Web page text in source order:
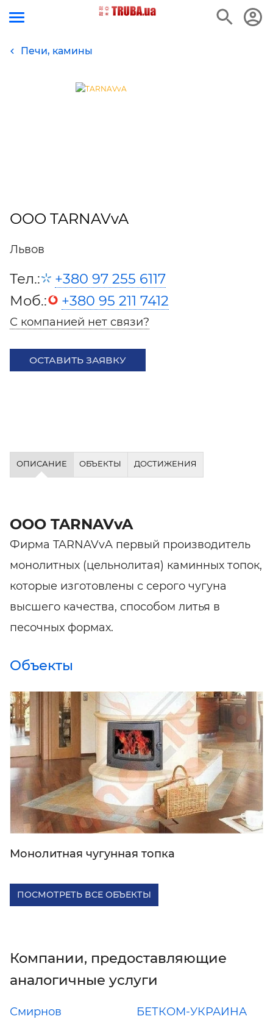
Печи, камины
ООО TARNAVvA
Львов
Тел.:
+380 97 255 6117
Моб.:
+380 95 211 7412
С компанией нет связи?
ОСТАВИТЬ ЗАЯВКУ
ОПИСАНИЕ ОБЪЕКТЫ ДОСТИЖЕНИЯ
ООО TARNAVvA
Фирма TARNAVvA первый производитель
монолитных (цельнолитая) каминных топок,
которые изготовлены с серого чугуна
высшего качества, способом литья в
песочных формах.
Объекты
Монолитная чугунная топка
ПОСМОТРЕТЬ ВСЕ ОБЪЕКТЫ
Компании, предоставляющие
аналогичные услуги
Смирнов БЕТКОМ-УКРАИНА